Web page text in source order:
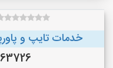
خدمات تایپ و